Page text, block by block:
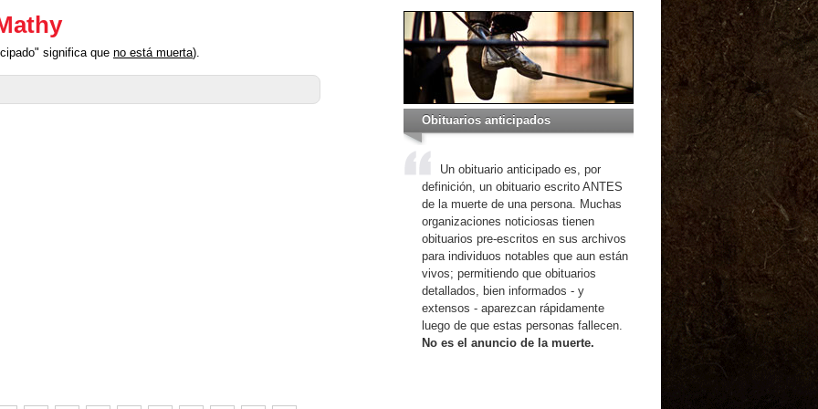
significa que no está muerta).
Obituarios anticipados
Un obituario anticipado es, por
definición, un obituario escrito ANTES
de la muerte de una persona. Muchas
organizaciones noticiosas tienen
obituarios pre-escritos en sus archivos
para individuos notables que aun están
vivos; permitiendo que obituarios
detallados, bien informados - y
extensos - aparezcan rápidamente
luego de que estas personas fallecen.
No es el anuncio de la muerte.